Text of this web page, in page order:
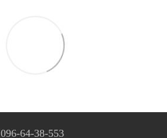
096-64-38-553